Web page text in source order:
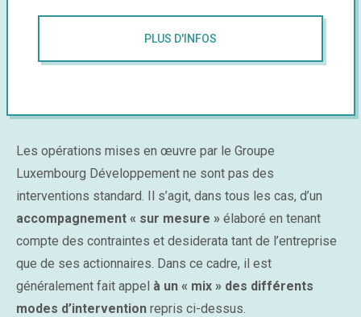
PLUS D'INFOS
Les opérations mises en œuvre par le Groupe
Luxembourg Développement ne sont pas des
interventions standard. Il s’agit, dans tous les cas, d’un
accompagnement « sur mesure » élaboré en tenant
compte des contraintes et desiderata tant de l’entreprise
que de ses actionnaires. Dans ce cadre, il est
généralement fait appel à un « mix » des différents
modes d’intervention repris ci-dessus.